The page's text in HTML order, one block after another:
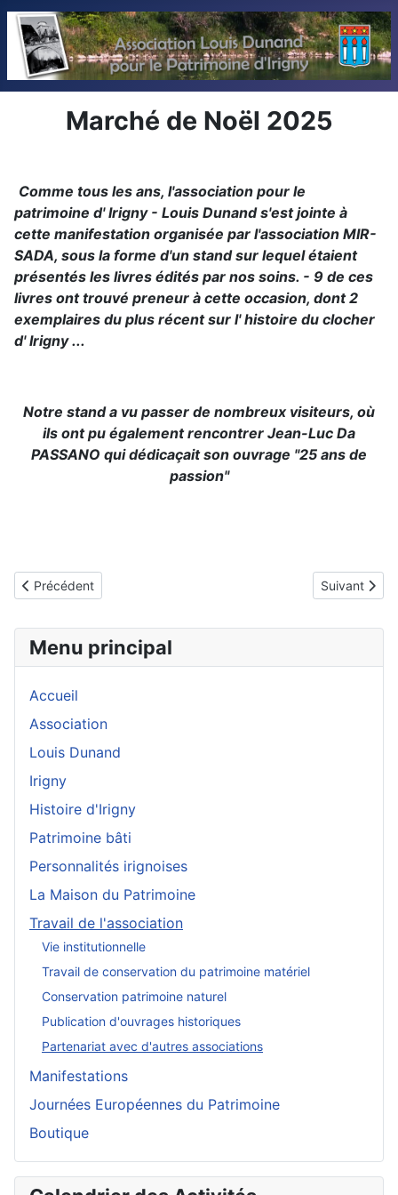
Menu principal
Accueil
Association
Louis Dunand
Irigny
Histoire d'Irigny
Patrimoine bâti
Personnalités irignoises
La Maison du Patrimoine
Travail de l'association
Vie institutionnelle
Travail de conservation du patrimoine matériel
Conservation patrimoine naturel
Publication d'ouvrages historiques
Partenariat avec d'autres associations
Manifestations
Journées Européennes du Patrimoine
Boutique
Marché de Noël 2025
Comme tous les ans, l'association pour le
patrimoine d' Irigny - Louis Dunand s'est jointe à
cette manifestation organisée par l'association MIR-
SADA, sous la forme d'un stand sur lequel étaient
présentés les livres édités par nos soins. - 9 de ces
livres ont trouvé preneur à cette occasion, dont 2
exemplaires du plus récent sur l' histoire du clocher
d' Irigny ...
Notre stand a vu passer de nombreux visiteurs, où
ils ont pu également rencontrer Jean-Luc Da
PASSANO qui dédicaçait son ouvrage "25 ans de
passion"
Article précédent : Maison du Patrimoine
Précédent Article
Suivant